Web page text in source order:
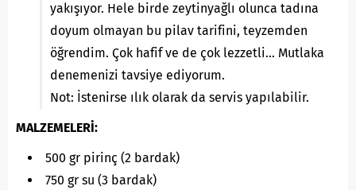
yakışıyor. Hele birde zeytinyağlı olunca tadına
doyum olmayan bu pilav tarifini, teyzemden
öğrendim. Çok hafif ve de çok lezzetli… Mutlaka
denemenizi tavsiye ediyorum.
Not: İstenirse ılık olarak da servis yapılabilir.
MALZEMELERİ:
500 gr pirinç (2 bardak)
750 gr su (3 bardak)